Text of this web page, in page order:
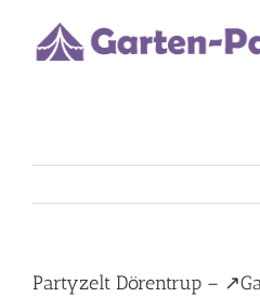
content
Partyzelt Dörentrup –